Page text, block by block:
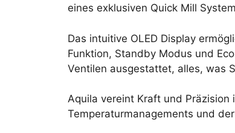
eines exklusiven Quick Mill
Das intuitive OLED Display
Funktion, Standby Modus und
Ventilen ausgestattet, alles, was
Aquila vereint Kraft und
Temperaturmanagements und